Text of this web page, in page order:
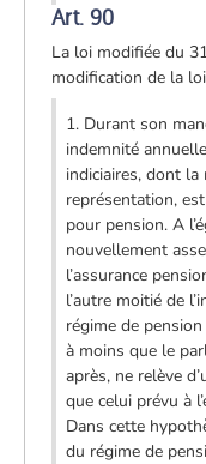
Art. 90
La loi modifiée du
modification de la
1. Durant son
indemnité
indiciaires, dont
représentation,
pour pension. A
nouvellement
l’assurance
l’autre moitié de
régime de
à moins que le
après, ne relève
que celui prévu à
Dans cette
du régime de